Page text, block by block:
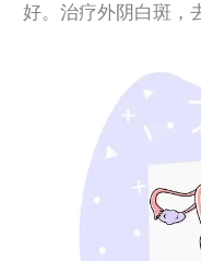
好。治疗外阴白斑，